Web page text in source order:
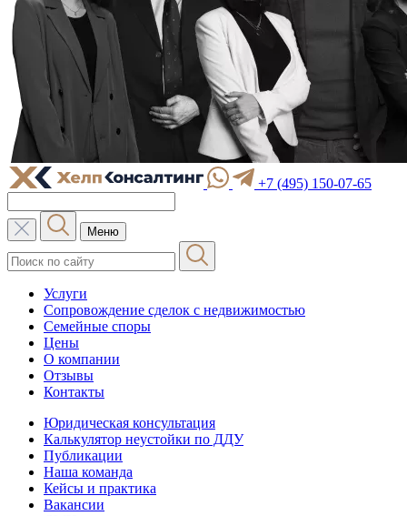
+7 (495) 150-07-65
Меню
Услуги
Сопровождение сделок с недвижимостью
Семейные споры
Цены
О компании
Отзывы
Контакты
Юридическая консультация
Калькулятор неустойки по ДДУ
Публикации
Наша команда
Кейсы и практика
Вакансии